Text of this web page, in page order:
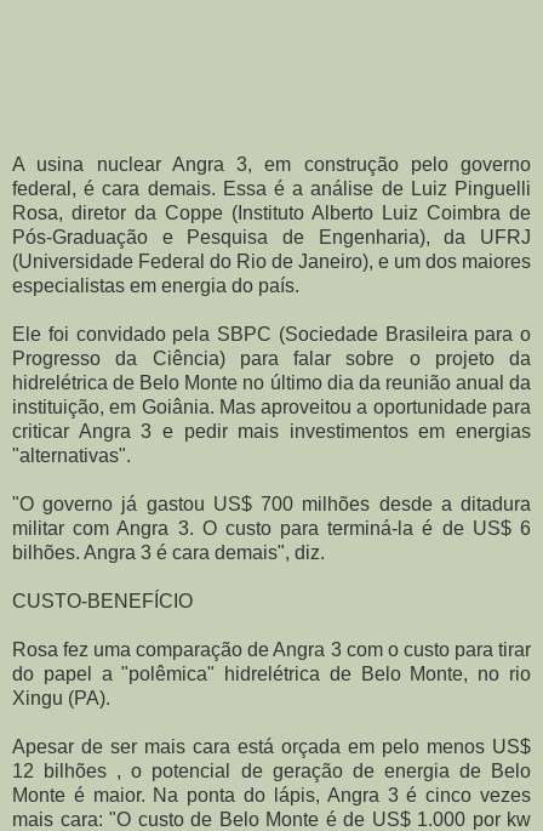
A usina nuclear Angra 3, em construção pelo governo
federal, é cara demais. Essa é a análise de Luiz Pinguelli
Rosa, diretor da Coppe (Instituto Alberto Luiz Coimbra de
Pós-Graduação e Pesquisa de Engenharia), da UFRJ
(Universidade Federal do Rio de Janeiro), e um dos maiores
especialistas em energia do país.
Ele foi convidado pela SBPC (Sociedade Brasileira para o
Progresso da Ciência) para falar sobre o projeto da
hidrelétrica de Belo Monte no último dia da reunião anual da
instituição, em Goiânia. Mas aproveitou a oportunidade para
criticar Angra 3 e pedir mais investimentos em energias
"alternativas".
"O governo já gastou US$ 700 milhões desde a ditadura
militar com Angra 3. O custo para terminá-la é de US$ 6
bilhões. Angra 3 é cara demais", diz.
CUSTO-BENEFÍCIO
Rosa fez uma comparação de Angra 3 com o custo para tirar
do papel a "polêmica" hidrelétrica de Belo Monte, no rio
Xingu (PA).
Apesar de ser mais cara está orçada em pelo menos US$
12 bilhões , o potencial de geração de energia de Belo
Monte é maior. Na ponta do lápis, Angra 3 é cinco vezes
mais cara: "O custo de Belo Monte é de US$ 1.000 por kw